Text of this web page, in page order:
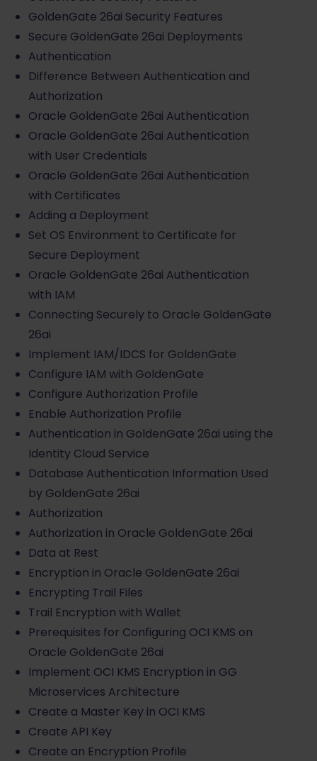
GoldenGate 26ai Security Features
Secure GoldenGate 26ai Deployments
Authentication
Difference Between Authentication and
Authorization
Oracle GoldenGate 26ai Authentication
Oracle GoldenGate 26ai Authentication
with User Credentials
Oracle GoldenGate 26ai Authentication
with Certificates
Adding a Deployment
Set OS Environment to Certificate for
Secure Deployment
Oracle GoldenGate 26ai Authentication
with IAM
Connecting Securely to Oracle GoldenGate
26ai
Implement IAM/IDCS for GoldenGate
Configure IAM with GoldenGate
Configure Authorization Profile
Enable Authorization Profile
Authentication in GoldenGate 26ai using the
Identity Cloud Service
Database Authentication Information Used
by GoldenGate 26ai
Authorization
Authorization in Oracle GoldenGate 26ai
Data at Rest
Encryption in Oracle GoldenGate 26ai
Encrypting Trail Files
Trail Encryption with Wallet
Prerequisites for Configuring OCI KMS on
Oracle GoldenGate 26ai
Implement OCI KMS Encryption in GG
Microservices Architecture
Create a Master Key in OCI KMS
Create API Key
Create an Encryption Profile